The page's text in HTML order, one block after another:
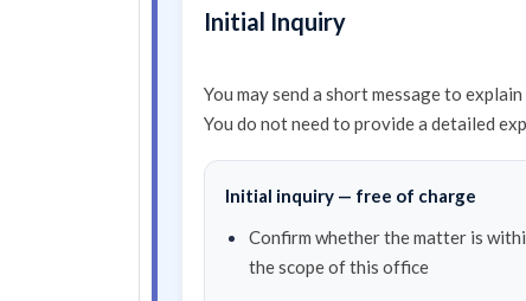
Initial Inquiry
You may send a short message to
You do not need to provide a detailed
Initial inquiry — free of charge
Confirm whether the matter is
the scope of this office